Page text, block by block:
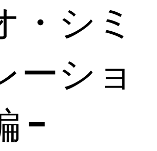
・シミ
ーショ
-